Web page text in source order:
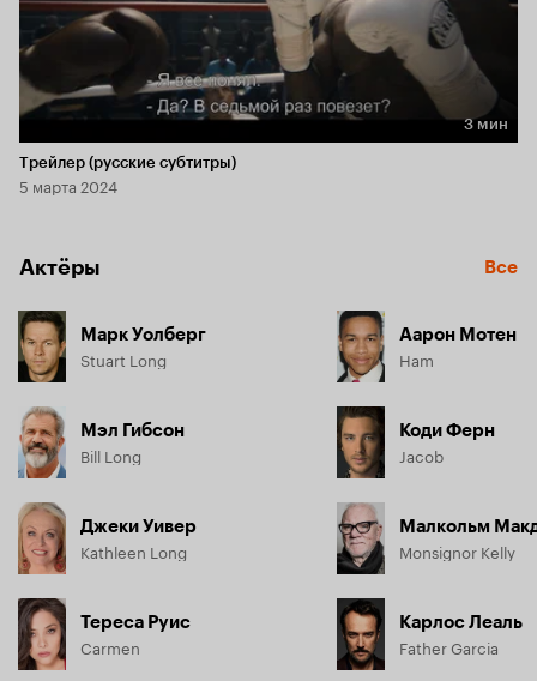
Длительность 3 мин
3 мин
Трейлер (русские субтитры)
5 марта 2024
Актёры Все
Марк Уолберг
Stuart Long
Мэл Гибсон
Bill Long
Джеки Уивер
Kathleen Long
Тереса Руис
Carmen
Аарон Мотен
Ham
Коди Ферн
Jacob
Малкольм
Monsignor Kelly
Карлос Леаль
Father Garcia